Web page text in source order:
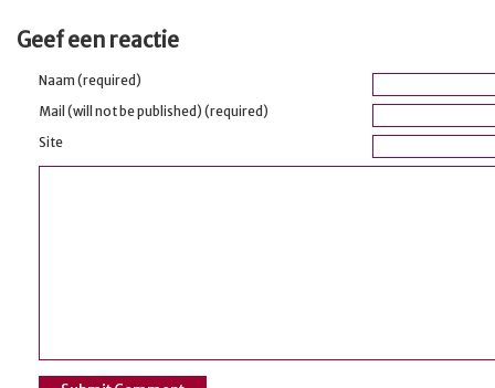
Geef een reactie
Naam (required)
Mail (will not be published) (required)
Site